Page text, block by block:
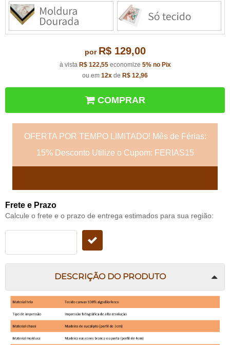
por R$ 129,00
à vista R$ 122,55economize 5% no Pix
ou em 12x de R$ 12,96
COMPRAR
OFERTA POR TEMPO LIMITADO! Mês de Férias:
15% Desconto Utilize o Cupom: FERIAS15
Frete e Prazo
Calcule o frete e o prazo de entrega estimados para sua região:
DESCRIÇÃO DO PRODUTO